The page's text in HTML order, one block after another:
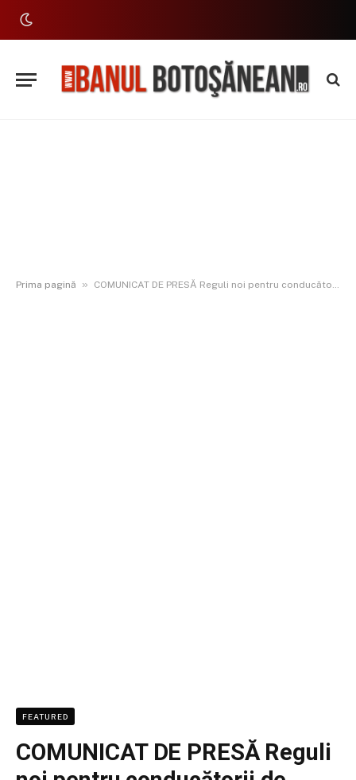
Prima pagină » COMUNICAT DE PRESĂ Reguli noi pentru conducătorii de motociclete, aprobate în Senat
FEATURED
COMUNICAT DE PRESĂ Reguli